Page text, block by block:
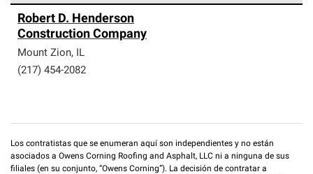
parte de una red exclusiva de profesionales de techos
que cumplen con altos estándares y requisitos estrictos
de profesionalismo y confiabilidad.
Robert D. Henderson
Construction Company
Mount Zion, IL
(217) 454-2082
Los contratistas que se enumeran aquí son independientes y no están
asociados a Owens Corning Roofing and Asphalt, LLC ni a ninguna de sus
filiales (en su conjunto, “Owens Corning”). La decisión de contratar a